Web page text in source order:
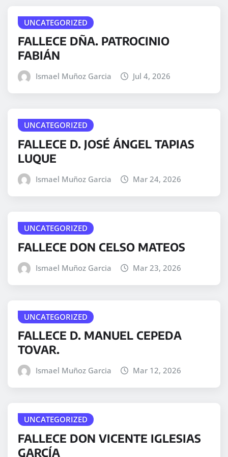
oUNCATEGORIZED
FALLECE DÑA. PATROCINIO
FABIÁN
Ismael Muñoz Garcia Jul 4, 2026
UNCATEGORIZED
FALLECE D. JOSÉ ÁNGEL TAPIAS
LUQUE
Ismael Muñoz Garcia Mar 24, 2026
UNCATEGORIZED
FALLECE DON CELSO MATEOS
Ismael Muñoz Garcia Mar 23, 2026
UNCATEGORIZED
FALLECE D. MANUEL CEPEDA
TOVAR.
Ismael Muñoz Garcia Mar 12, 2026
UNCATEGORIZED
FALLECE DON VICENTE IGLESIAS
GARCÍA